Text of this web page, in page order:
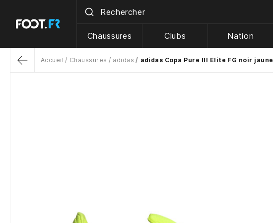
Chaussures Clubs Nation
Accueil Chaussures adidas adidas Copa Pure III Elite FG noir jaune